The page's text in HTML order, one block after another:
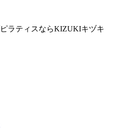
ラティスならKIZUKIキヅキ